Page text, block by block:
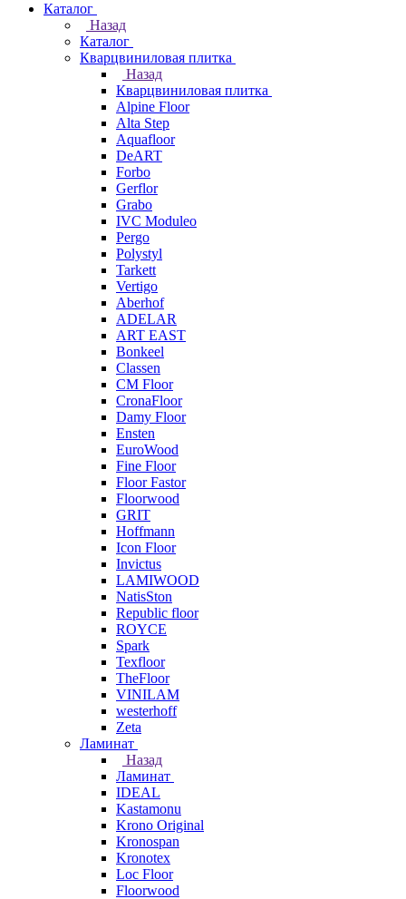
Каталог
Назад
Каталог
Кварцвиниловая плитка
Назад
Кварцвиниловая плитка
Alpine Floor
Alta Step
Aquafloor
DeART
Forbo
Gerflor
Grabo
IVC Moduleo
Pergo
Polystyl
Tarkett
Vertigo
Aberhof
ADELAR
ART EAST
Bonkeel
Classen
CM Floor
CronaFloor
Damy Floor
Ensten
EuroWood
Fine Floor
Floor Fastor
Floorwood
GRIT
Hoffmann
Icon Floor
Invictus
LAMIWOOD
NatisSton
Republic floor
ROYCE
Spark
Texfloor
TheFloor
VINILAM
westerhoff
Zeta
Ламинат
Назад
Ламинат
IDEAL
Kastamonu
Krono Original
Kronospan
Kronotex
Loc Floor
Floorwood